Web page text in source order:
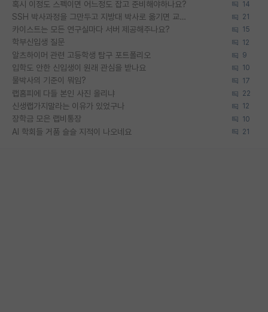
혹시 이정도 스펙이면 어느정도 잡고 준비해야하나요? 14
SSH 박사과정을 그만두고 지방대 박사로 옮기면 교수의 꿈은 끝일까요? 21
카이스트는 모든 연구실마다 서버 제공해주나요? 15
학부신입생 질문 12
알츠하이머 관련 고등학생 탐구 포트폴리오 9
입학도 안한 신입생이 원래 관심을 받나요 10
물박사의 기준이 뭐임? 17
랩홈피에 다들 본인 사진 올리냐 22
신생랩가지말라는 이유가 있었구나 12
장학금 모은 랩비통장 10
AI 학회들 거품 슬슬 지적이 나오네요 21